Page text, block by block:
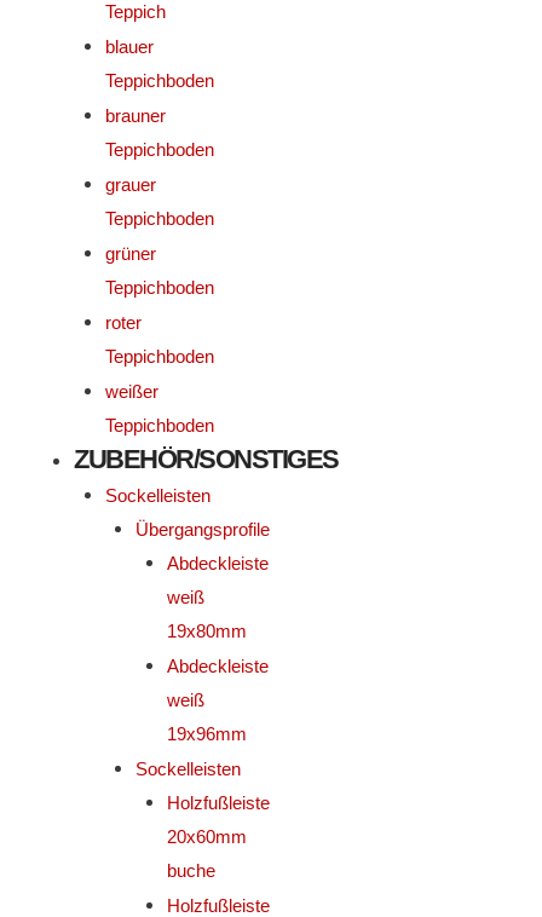
Teppich
blauer
Teppichboden
brauner
Teppichboden
grauer
Teppichboden
grüner
Teppichboden
roter
Teppichboden
weißer
Teppichboden
ZUBEHÖR/SONSTIGES
Sockelleisten
Übergangsprofile
Abdeckleiste
weiß
19x80mm
Abdeckleiste
weiß
19x96mm
Sockelleisten
Holzfußleiste
20x60mm
buche
Holzfußleiste